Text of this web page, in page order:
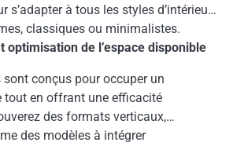
s’adapter à tous les styles d’intérieur,
classiques ou minimalistes.
optimisation de l’espace disponible
conçus pour occuper un
tout en offrant une efficacité
des formats verticaux,
des modèles à intégrer